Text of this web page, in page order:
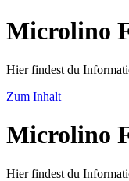
Microlino
Hier findest du
Zum Inhalt
Microlino
Hier findest du